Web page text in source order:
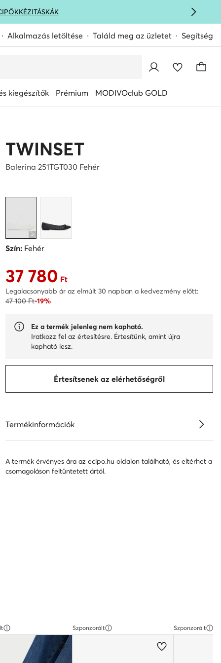
KÉZITÁSKÁK
Alkalmazás letöltése Találd meg az üzletet Segítség
kiegészítők Prémium MODIVOclub GOLD
TWINSET
Balerina 251TGT030 Fehér
Szín:Fehér
Aktuális ár 37 780 Ft
37 780 Ft
Legalacsonyabb ár az elmúlt 30 napban a kedvezmény előtt:
47 100 Ft-19%
Ez a termék jelenleg nem kapható.
Iratkozz fel az értesítésre. Értesítünk, amint újra
kapható lesz.
Értesítsenek az elérhetőségről
Termékinformációk
A termék érvényes ára az ecipo.hu oldalon található, és eltérhet a
csomagoláson feltüntetett ártól.
Szponzorált Szponzorált